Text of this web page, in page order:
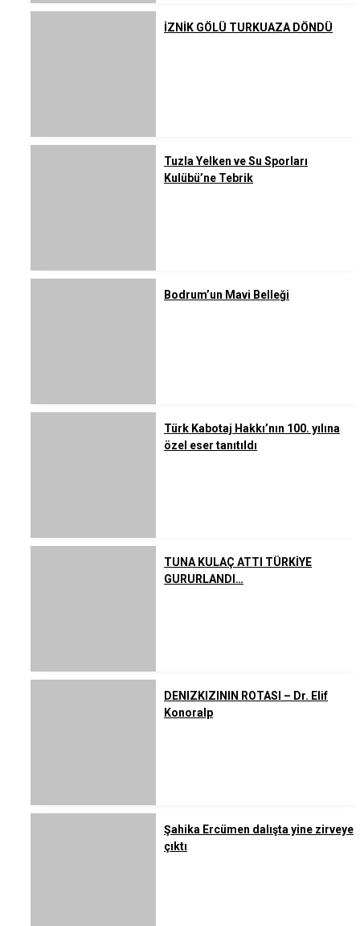
İZNİK GÖLÜ TURKUAZA DÖNDÜ
Tuzla Yelken ve Su Sporları
Kulübü’ne Tebrik
Bodrum’un Mavi Belleği
Türk Kabotaj Hakkı’nın 100. yılına
özel eser tanıtıldı
TUNA KULAÇ ATTI TÜRKİYE
GURURLANDI…
DENIZKIZININ ROTASI – Dr. Elif
Konoralp
Şahika Ercümen dalışta yine zirveye
çıktı